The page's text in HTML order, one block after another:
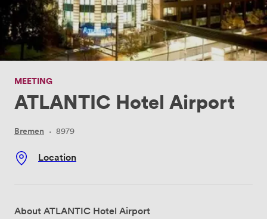
MEETING
ATLANTIC Hotel Airport
Bremen · 8979
Location
About ATLANTIC Hotel Airport